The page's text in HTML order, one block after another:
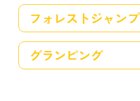
フォレストジャンプ
グランピング